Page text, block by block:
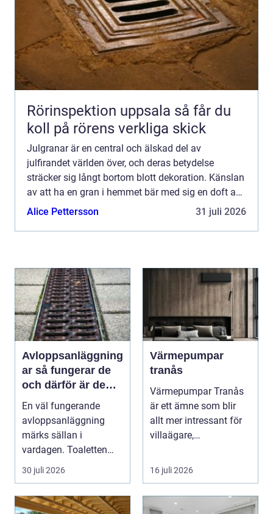
Rörinspektion uppsala så får du
koll på rörens verkliga skick
Julgranar är en central och älskad del av
julfirandet världen över, och deras betydelse
sträcker sig långt bortom blott dekoration. Känslan
av att ha en gran i hemmet bär med sig en doft av
tradition och magi,...
Alice Pettersson 31 juli 2026
Avloppsanläggning
ar så fungerar de
och därför är de
viktigare än många
tror
En väl fungerande
avloppsanläggning
märks sällan i
vardagen. Toaletten
spolas, vattnet rinner
undan ...
30 juli 2026
Värmepumpar
tranås
Värmepumpar Tranås
är ett ämne som blir
allt mer intressant för
villaägare,
o...
16 juli 2026